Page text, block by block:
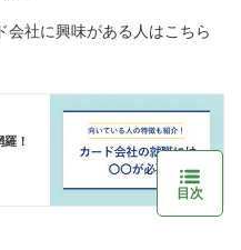
会社に興味がある人はこちら
！
目次